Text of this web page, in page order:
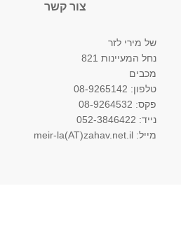
צור קשר
של מירי לזר
נחל המעיינות 821
מכבים
טלפון: 08-9265142
פקס: 08-9264532
נייד: 052-3846422
מייל: meir-la(AT)zahav.net.il